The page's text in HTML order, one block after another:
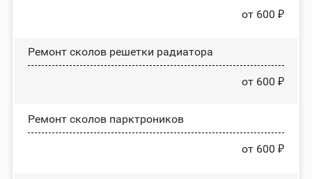
от 600 ₽
Ремонт сколов решетки радиатора
от 600 ₽
Ремонт сколов парктроников
от 600 ₽